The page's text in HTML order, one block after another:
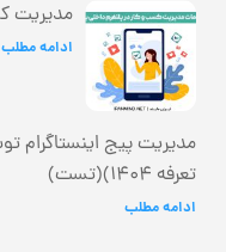
مدیریت
ادامه مطلب
مدیریت پیج اینستاگرام
تعرفه 1404)(تست)
ادامه مطلب